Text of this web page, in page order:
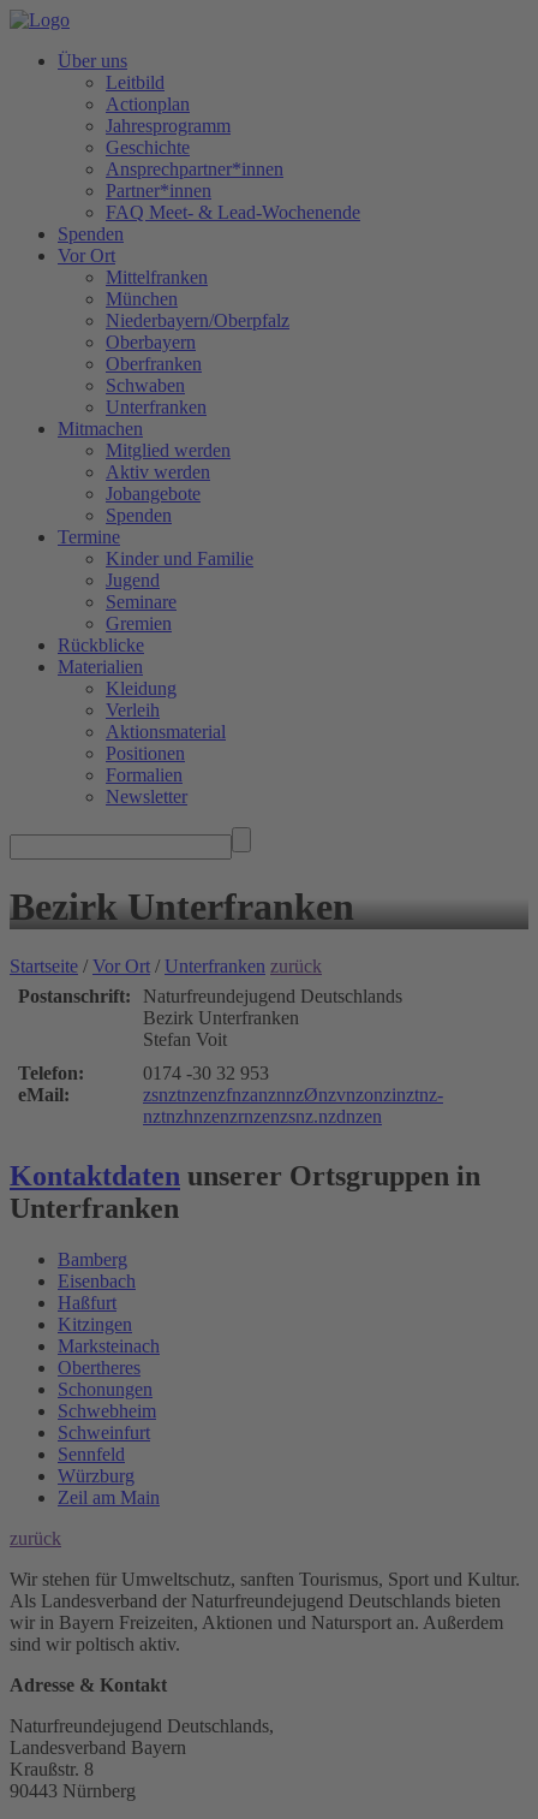
Über uns
Leitbild
Actionplan
Jahresprogramm
Geschichte
Ansprechpartner*innen
Partner*innen
FAQ Meet- & Lead-Wochenende
Spenden
Vor Ort
Mittelfranken
München
Niederbayern/Oberpfalz
Oberbayern
Oberfranken
Schwaben
Unterfranken
Mitmachen
Mitglied werden
Aktiv werden
Jobangebote
Spenden
Termine
Kinder und Familie
Jugend
Seminare
Gremien
Rückblicke
Materialien
Kleidung
Verleih
Aktionsmaterial
Positionen
Formalien
Newsletter
Bezirk Unterfranken
Startseite / Vor Ort / Unterfranken zurück
Postanschrift:
Naturfreundejugend Deutschlands
Bezirk Unterfranken
Stefan Voit
Telefon:
eMail:
0174 -30 32 953
zsnztnzenzfnzanznnzØnzvnzonzinztnz-
nztnzhnzenzrnzenzsnz.nzdnzen
Kontaktdaten unserer Ortsgruppen in
Unterfranken
Bamberg
Eisenbach
Haßfurt
Kitzingen
Marksteinach
Obertheres
Schonungen
Schwebheim
Schweinfurt
Sennfeld
Würzburg
Zeil am Main
zurück
Wir stehen für Umweltschutz, sanften Tourismus, Sport und Kultur.
Als Landesverband der Naturfreundejugend Deutschlands bieten
wir in Bayern Freizeiten, Aktionen und Natursport an. Außerdem
sind wir poltisch aktiv.
Adresse & Kontakt
Naturfreundejugend Deutschlands,
Landesverband Bayern
Kraußstr. 8
90443 Nürnberg